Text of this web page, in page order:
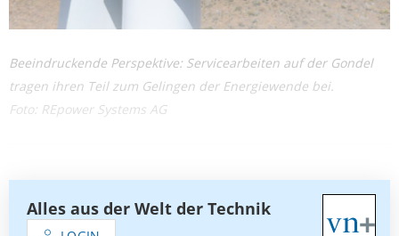
Beeindruckende Perspektive: Servicearbeiten auf der Gondel
tragen ihren Teil zum Gelingen der Energiewende bei.
Foto: REpower Systems AG
Alles aus der Welt der Technik